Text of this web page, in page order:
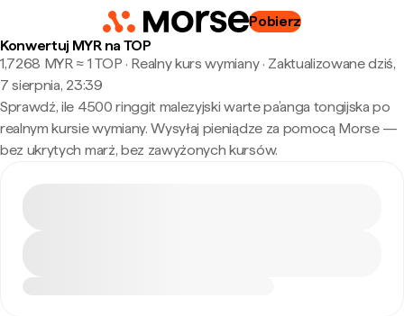
Pobierz
Konwertuj MYR na TOP
1,7268 MYR ≈ 1 TOP · Realny kurs wymiany· Zaktualizowane dziś,
7 sierpnia, 23:39
Sprawdź, ile 4500 ringgit malezyjski warte pa’anga tongijska po
realnym kursie wymiany. Wysyłaj pieniądze za pomocą Morse —
bez ukrytych marż, bez zawyżonych kursów.